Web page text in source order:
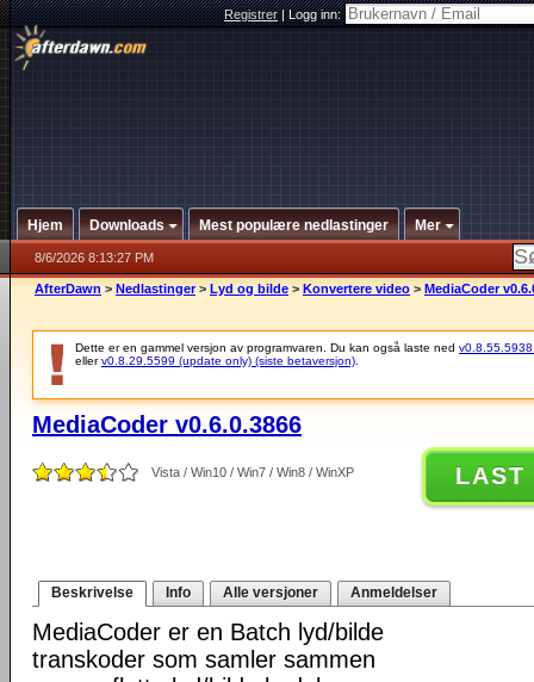
Registrer|Logg inn:
Hjem Downloads Mest populære nedlastinger Mer
8/6/2026 8:13:27 PM
AfterDawn > Nedlastinger > Lyd og bilde > Konvertere video > MediaCoder
Dette er en gammel versjon av programvaren. Du kan også laste ned v0.8.55.5938
ellerv0.8.29.5599 (update only) (siste betaversjon)
MediaCoder v0.6.0.3866
Vista / Win10 / Win7 / Win8 / WinXP LAST
Beskrivelse Info Alle versjoner Anmeldelser
MediaCoder er en Batch lyd/bilde
transkoder som samler sammen